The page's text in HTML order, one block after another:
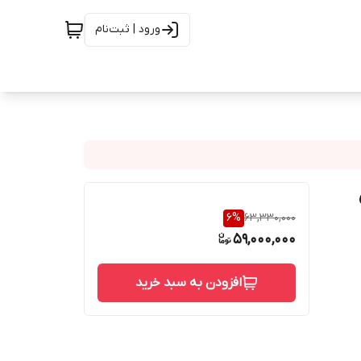
ورود | ثبت‌نام
63,330,000
6%
59,000,000
افزودن به سبد خرید